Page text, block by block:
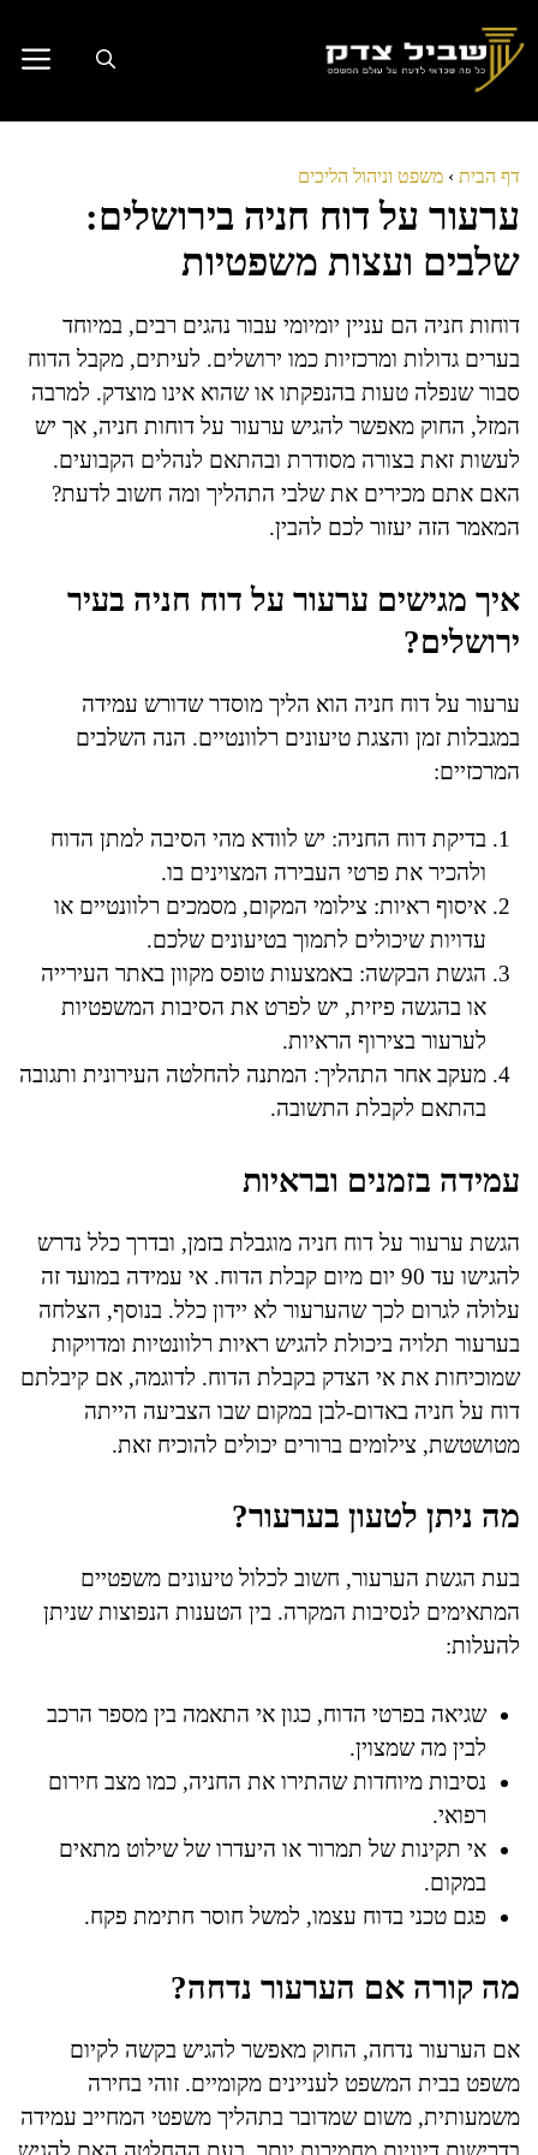
לתוכן
דף הבית › משפט וניהול הליכים
ערעור על דוח חניה בירושלים:
שלבים ועצות משפטיות
דוחות חניה הם עניין יומיומי עבור נהגים רבים, במיוחד
בערים גדולות ומרכזיות כמו ירושלים. לעיתים, מקבל הדוח
סבור שנפלה טעות בהנפקתו או שהוא אינו מוצדק. למרבה
המזל, החוק מאפשר להגיש ערעור על דוחות חניה, אך יש
לעשות זאת בצורה מסודרת ובהתאם לנהלים הקבועים.
האם אתם מכירים את שלבי התהליך ומה חשוב לדעת?
המאמר הזה יעזור לכם להבין.
איך מגישים ערעור על דוח חניה בעיר
ירושלים?
ערעור על דוח חניה הוא הליך מוסדר שדורש עמידה
במגבלות זמן והצגת טיעונים רלוונטיים. הנה השלבים
המרכזיים:
בדיקת דוח החניה: יש לוודא מהי הסיבה למתן הדוח
ולהכיר את פרטי העבירה המצוינים בו.
איסוף ראיות: צילומי המקום, מסמכים רלוונטיים או
עדויות שיכולים לתמוך בטיעונים שלכם.
הגשת הבקשה: באמצעות טופס מקוון באתר העירייה
או בהגשה פיזית, יש לפרט את הסיבות המשפטיות
לערעור בצירוף הראיות.
מעקב אחר התהליך: המתנה להחלטה העירונית ותגובה
בהתאם לקבלת התשובה.
עמידה בזמנים ובראיות
הגשת ערעור על דוח חניה מוגבלת בזמן, ובדרך כלל נדרש
להגישו עד 90 יום מיום קבלת הדוח. אי עמידה במועד זה
עלולה לגרום לכך שהערעור לא יידון כלל. בנוסף, הצלחה
בערעור תלויה ביכולת להגיש ראיות רלוונטיות ומדויקות
שמוכיחות את אי הצדק בקבלת הדוח. לדוגמה, אם קיבלתם
דוח על חניה באדום-לבן במקום שבו הצביעה הייתה
מטושטשת, צילומים ברורים יכולים להוכיח זאת.
מה ניתן לטעון בערעור?
בעת הגשת הערעור, חשוב לכלול טיעונים משפטיים
המתאימים לנסיבות המקרה. בין הטענות הנפוצות שניתן
להעלות:
שגיאה בפרטי הדוח, כגון אי התאמה בין מספר הרכב
לבין מה שמצוין.
נסיבות מיוחדות שהתירו את החניה, כמו מצב חירום
רפואי.
אי תקינות של תמרור או היעדרו של שילוט מתאים
במקום.
פגם טכני בדוח עצמו, למשל חוסר חתימת פקח.
מה קורה אם הערעור נדחה?
אם הערעור נדחה, החוק מאפשר להגיש בקשה לקיום
משפט בבית המשפט לעניינים מקומיים. זוהי בחירה
משמעותית, משום שמדובר בתהליך משפטי המחייב עמידה